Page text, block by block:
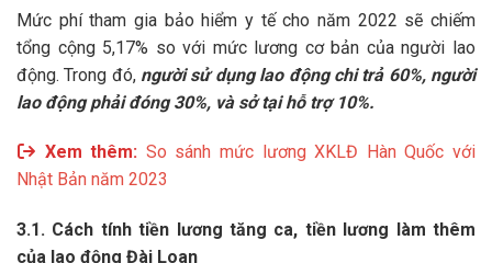
Mức phí tham gia bảo hiểm y tế cho năm 2022 sẽ chiếm
tổng cộng 5,17% so với mức lương cơ bản của người lao
động. Trong đó, người sử dụng lao động chi trả 60%, người
lao động phải đóng 30%, và sở tại hỗ trợ 10%.
Xem thêm: So sánh mức lương XKLĐ Hàn Quốc với
Nhật Bản năm 2023
3.1. Cách tính tiền lương tăng ca, tiền lương làm thêm
của lao động Đài Loan